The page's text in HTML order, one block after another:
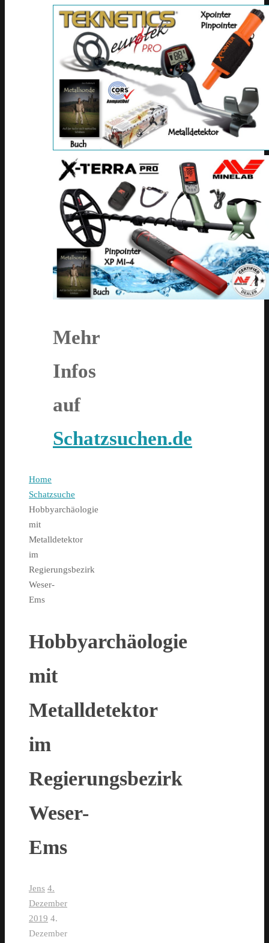
Mehr
Infos
auf
Schatzsuchen.de
Home
Schatzsuche
Hobbyarchäologie
mit
Metalldetektor
im
Regierungsbezirk
Weser-
Ems
Hobbyarchäologie
mit
Metalldetektor
im
Regierungsbezirk
Weser-
Ems
Jens 4.
Dezember
2019 4.
Dezember